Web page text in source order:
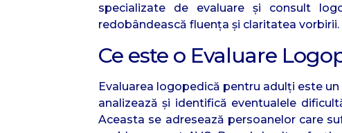
specializate de evaluare și consult
redobândească fluența și claritatea vorbirii.
Ce este o Evaluare
Evaluarea logopedică pentru adulți este
analizează și identifică eventualele
Aceasta se adresează persoanelor care